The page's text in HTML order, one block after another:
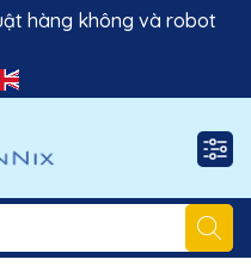
hàng không và robot